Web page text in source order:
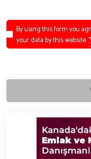
By using this form you
your data by this website.*